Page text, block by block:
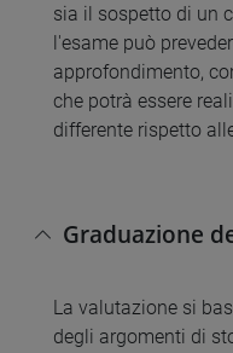
sia il sospetto di un
l'esame può
approfondimento,
che potrà essere
differente rispetto
Graduazione
La valutazione si
degli argomenti di